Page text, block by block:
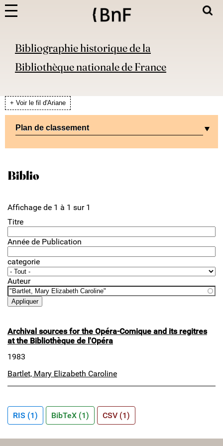
Bibliographie historique de la
Bibliothèque nationale de France
+ Voir le fil d'Ariane
Plan de classement
Biblio
Affichage de 1 à 1 sur 1
Titre
Année de Publication
categorie
Auteur
Archival sources for the Opéra-Comique and its regitres
at the Bibliothèque de l'Opéra
1983
Bartlet, Mary Elizabeth Caroline
RIS (1) BibTeX (1) CSV (1)